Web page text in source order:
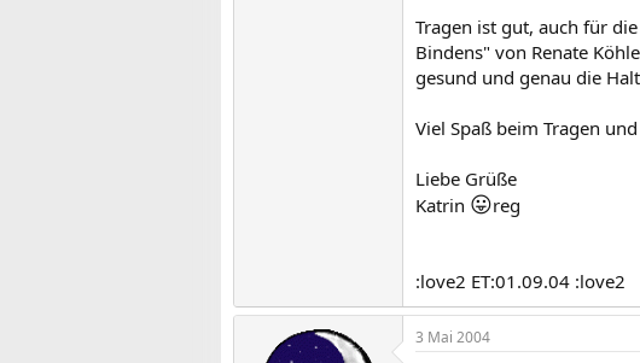
Tragen ist gut, auch für
Bindens" von Renate
gesund und genau die
Viel Spaß beim Tragen
Liebe Grüße
Katrin 😛reg
:love2 ET:01.09.04 :love2
3 Mai 2004